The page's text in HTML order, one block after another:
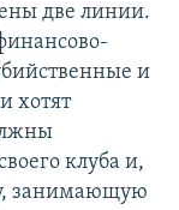
две линии.
и
хотят
клуба и,
занимающую